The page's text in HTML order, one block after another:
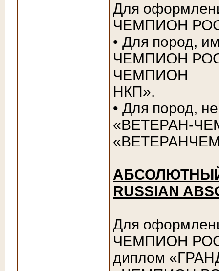
Для
ЧЕМПИОН
• Для пород,
ЧЕМПИОН
ЧЕМПИОН
НКП».
• Для пород,
«ВЕТЕРАН-
RUSSIAN
Для
ЧЕМПИОН
диплом